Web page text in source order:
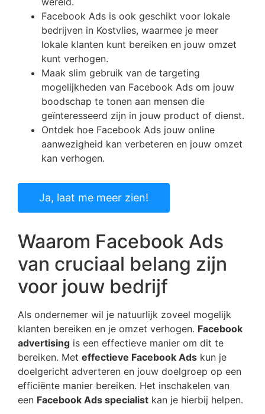
Facebook Ads is ook geschikt voor lokale
bedrijven in Kostvlies, waarmee je meer
lokale klanten kunt bereiken en jouw omzet
kunt verhogen.
Maak slim gebruik van de targeting
mogelijkheden van Facebook Ads om jouw
boodschap te tonen aan mensen die
geïnteresseerd zijn in jouw product of dienst.
Ontdek hoe Facebook Ads jouw online
aanwezigheid kan verbeteren en jouw omzet
kan verhogen.
Ja, laat me meer zien!
Waarom Facebook Ads
van cruciaal belang zijn
voor jouw bedrijf
Als ondernemer wil je natuurlijk zoveel mogelijk
klanten bereiken en je omzet verhogen. Facebook
advertising is een effectieve manier om dit te
bereiken. Met effectieve Facebook Ads kun je
doelgericht adverteren en jouw doelgroep op een
efficiënte manier bereiken. Het inschakelen van
een Facebook Ads specialist kan je hierbij helpen.